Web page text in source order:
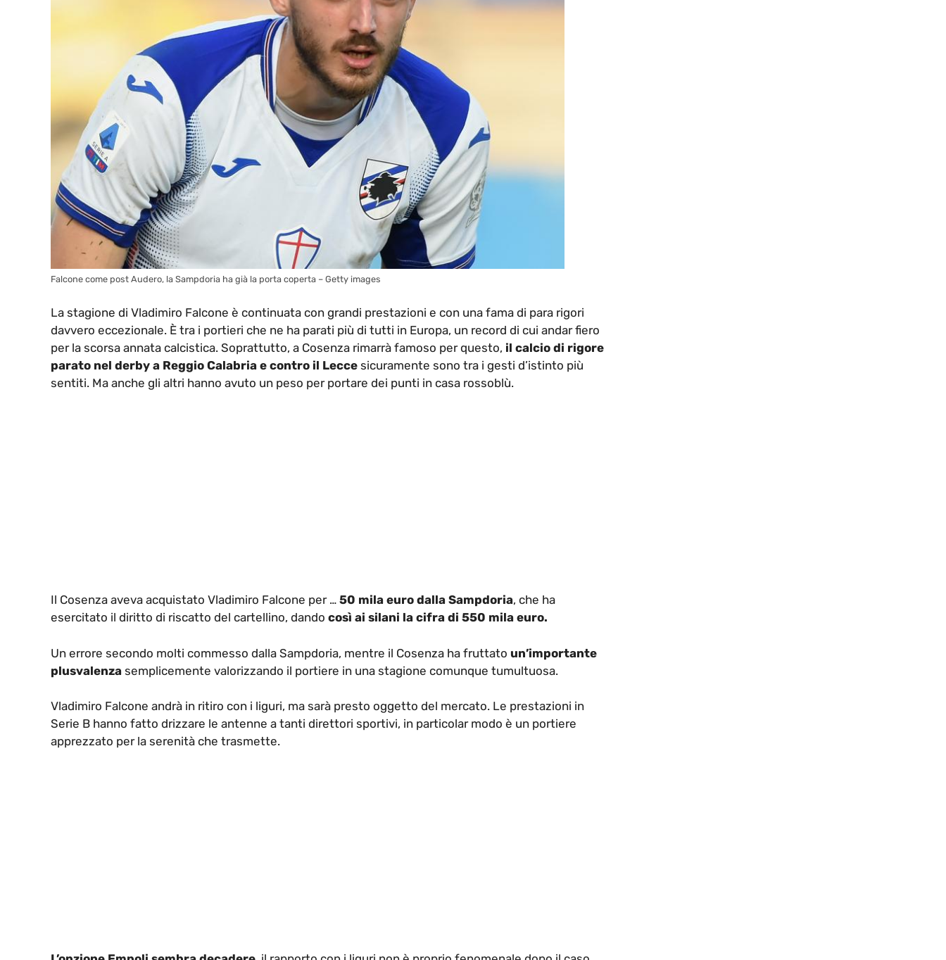
Falcone come post Audero, la Sampdoria ha già la porta coperta – Getty images
La stagione di Vladimiro Falcone è continuata con grandi prestazioni e con una fama di para rigori
davvero eccezionale. È tra i portieri che ne ha parati più di tutti in Europa, un record di cui andar fiero
per la scorsa annata calcistica. Soprattutto, a Cosenza rimarrà famoso per questo, il calcio di rigore
parato nel derby a Reggio Calabria e contro il Lecce sicuramente sono tra i gesti d’istinto più
sentiti. Ma anche gli altri hanno avuto un peso per portare dei punti in casa rossoblù.
Il Cosenza aveva acquistato Vladimiro Falcone per … 50 mila euro dalla Sampdoria, che ha
esercitato il diritto di riscatto del cartellino, dando così ai silani la cifra di 550 mila euro.
Un errore secondo molti commesso dalla Sampdoria, mentre il Cosenza ha fruttato un’importante
plusvalenza semplicemente valorizzando il portiere in una stagione comunque tumultuosa.
Vladimiro Falcone andrà in ritiro con i liguri, ma sarà presto oggetto del mercato. Le prestazioni in
Serie B hanno fatto drizzare le antenne a tanti direttori sportivi, in particolar modo è un portiere
apprezzato per la serenità che trasmette.